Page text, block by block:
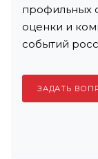
профильных
оценки и
событий
ЗАДАТЬ